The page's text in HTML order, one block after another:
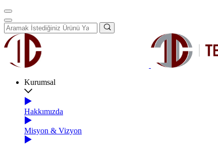
Kurumsal
Hakkımızda
Misyon & Vizyon